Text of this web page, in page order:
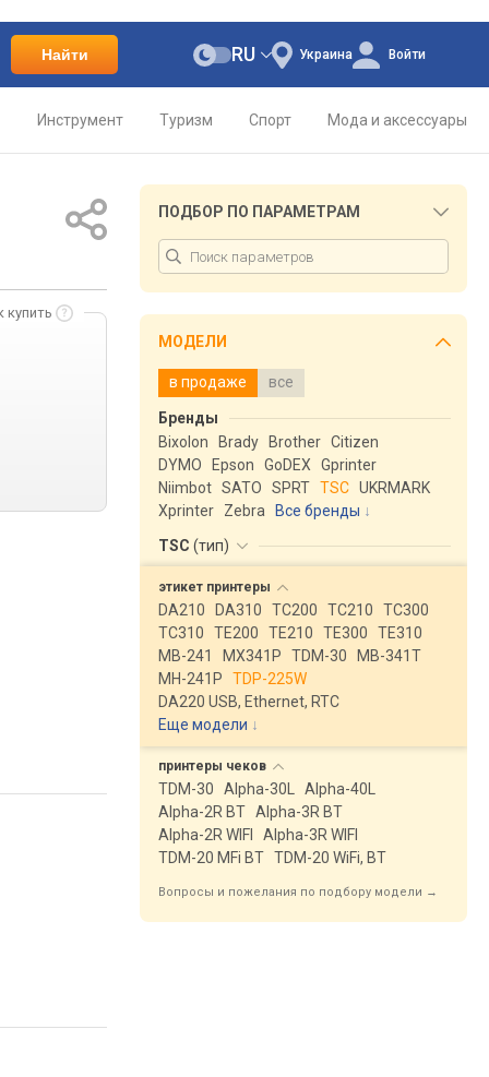
Найти Украина
RU Войти
Инструмент Туризм Спорт Мода и аксессуары
купить
ПОДБОР ПО ПАРАМЕТРАМ
МОДЕЛИ
в продаже все
Бренды
Bixolon
Brady Brother Citizen
DYMO
Epson GoDEX
Gprinter
Niimbot SATO SPRT TSC UKRMARK
Xprinter
Zebra
Все бренды
TSC (тип)
этикет принтеры
DA210 DA310 TC200 TC210
TC300
TC310
TE200 TE210 TE300
TE310
MB-241
MX341P TDM-30
MB-341T
MH-241P
TDP-225W
DA220 USB, Ethernet, RTC
Еще модели ↓
принтеры чеков
TDM-30 Alpha-30L
Alpha-40L
Alpha-2R BT Alpha-3R BT
Alpha-2R WIFI
Alpha-3R WIFI
TDM-20 MFi BT TDM-20 WiFi, BT
Вопросы и пожелания по подбору модели →